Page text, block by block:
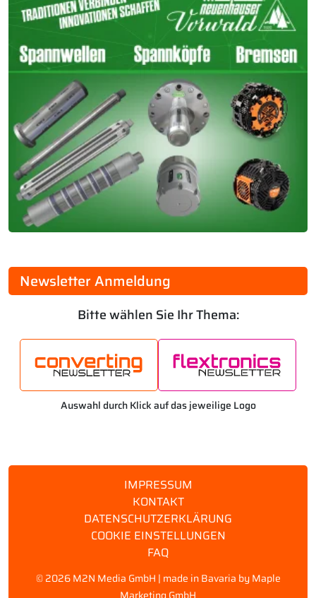
Newsletter Anmeldung
Bitte wählen Sie Ihr Thema:
Auswahl durch Klick auf das jeweilige Logo
IMPRESSUM
KONTAKT
DATENSCHUTZERKLÄRUNG
COOKIE EINSTELLUNGEN
FAQ
© 2026 M2N Media GmbH | made in Bavaria byMaple